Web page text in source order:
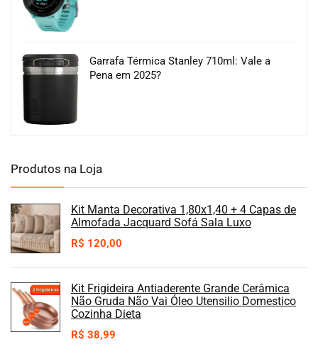
Garrafa Térmica Stanley 710ml: Vale a
Pena em 2025?
Produtos na Loja
Kit Manta Decorativa 1,80x1,40 + 4 Capas de
Almofada Jacquard Sofá Sala Luxo
R$ 120,00
Kit Frigideira Antiaderente Grande Cerâmica
Não Gruda Não Vai Óleo Utensilio Domestico
Cozinha Dieta
R$ 38,99